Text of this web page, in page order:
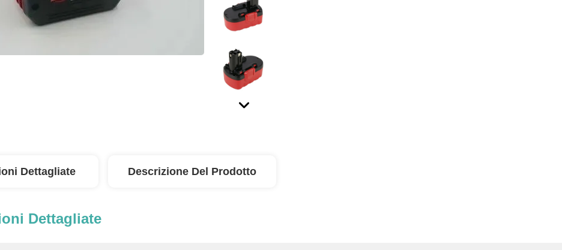
Dettagliate Descrizione Del Prodotto
Dettagliate